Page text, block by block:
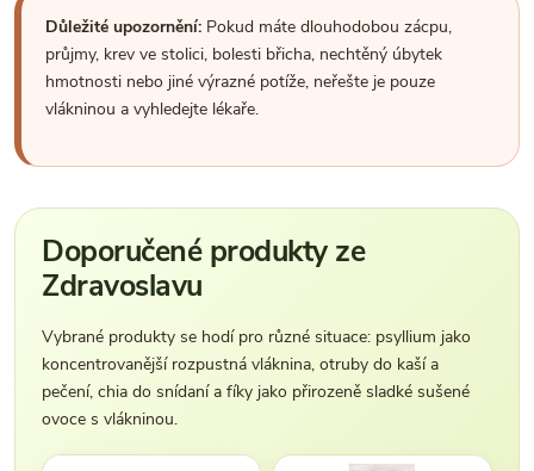
Důležité upozornění: Pokud máte dlouhodobou zácpu,
průjmy, krev ve stolici, bolesti břicha, nechtěný úbytek
hmotnosti nebo jiné výrazné potíže, neřešte je pouze
vlákninou a vyhledejte lékaře.
Doporučené produkty ze
Zdravoslavu
Vybrané produkty se hodí pro různé situace: psyllium jako
koncentrovanější rozpustná vláknina, otruby do kaší a
pečení, chia do snídaní a fíky jako přirozeně sladké sušené
ovoce s vlákninou.